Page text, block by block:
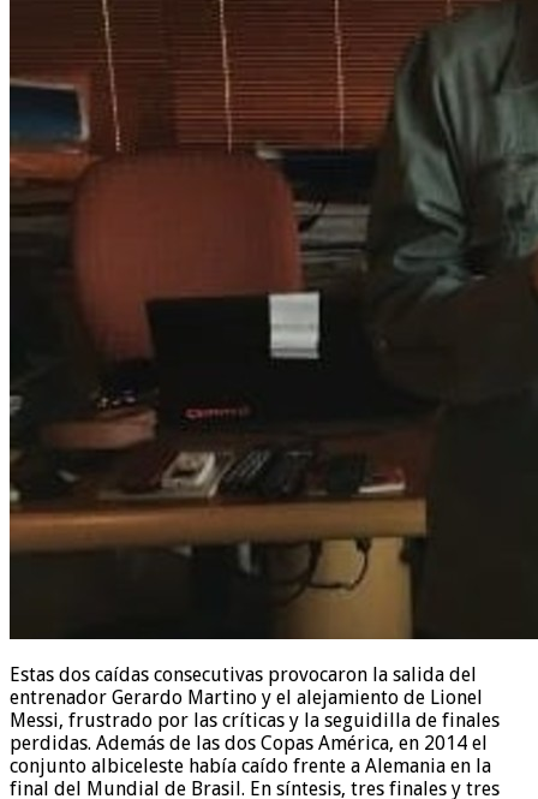
Estas dos caídas consecutivas provocaron la salida del
entrenador Gerardo Martino y el alejamiento de Lionel
Messi, frustrado por las críticas y la seguidilla de finales
perdidas. Además de las dos Copas América, en 2014 el
conjunto albiceleste había caído frente a Alemania en la
final del Mundial de Brasil. En síntesis, tres finales y tres